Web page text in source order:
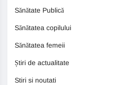
Sănătate Publică
Sănătatea copilului
Sănătatea femeii
Știri de actualitate
Stiri si noutati